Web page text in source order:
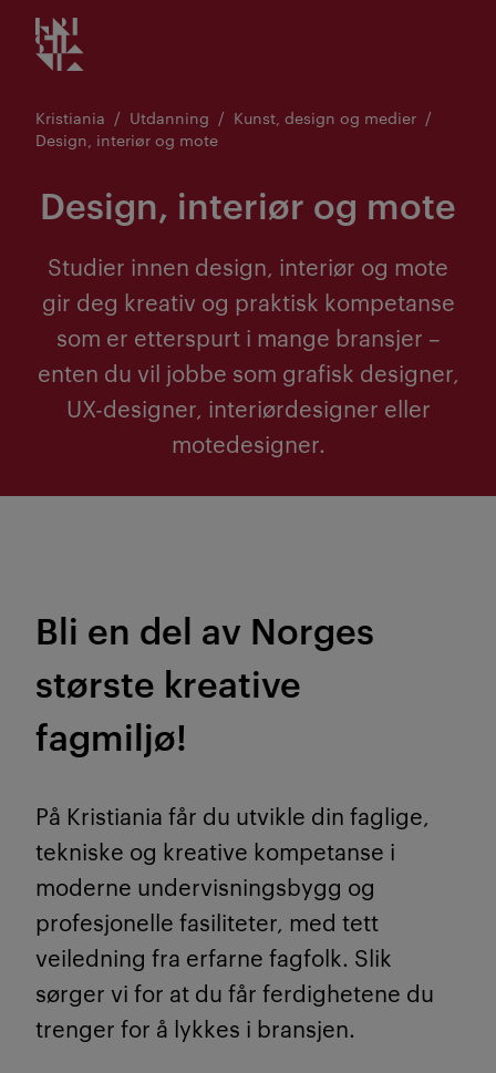
Gå
til
Kristiania logo
Kristiania Utdanning
Kunst, design og medier
Design, interiør og mote
Design, interiør og mote
Studier innen design, interiør og mote
gir deg kreativ og praktisk kompetanse
som er etterspurt i mange bransjer –
enten du vil jobbe som grafisk designer,
UX-designer, interiørdesigner eller
motedesigner.
Bli en del av Norges
største kreative
fagmiljø!
På Kristiania får du utvikle din faglige,
tekniske og kreative kompetanse i
moderne undervisningsbygg og
profesjonelle fasiliteter, med tett
veiledning fra erfarne fagfolk. Slik
sørger vi for at du får ferdighetene du
trenger for å lykkes i bransjen.